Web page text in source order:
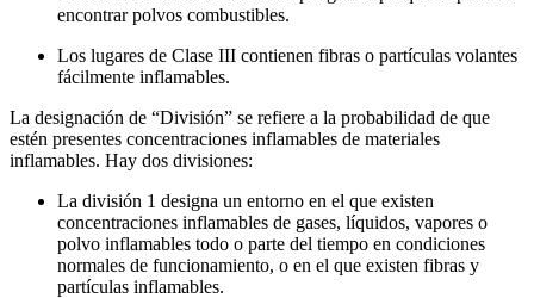
encontrar polvos combustibles.
Los lugares de Clase III contienen fibras o partículas volantes
fácilmente inflamables.
La designación de “División” se refiere a la probabilidad de que
estén presentes concentraciones inflamables de materiales
inflamables. Hay dos divisiones:
La división 1 designa un entorno en el que existen
concentraciones inflamables de gases, líquidos, vapores o
polvo inflamables todo o parte del tiempo en condiciones
normales de funcionamiento, o en el que existen fibras y
partículas inflamables.